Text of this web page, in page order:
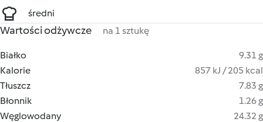
średni
Wartości odżywcze na 1 sztukę
Białko
9.31 g
Kalorie
857 kJ / 205 kcal
Tłuszcz
7.83 g
Błonnik
1.26 g
Węglowodany
24.32 g